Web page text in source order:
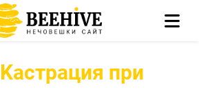
Kастрация при